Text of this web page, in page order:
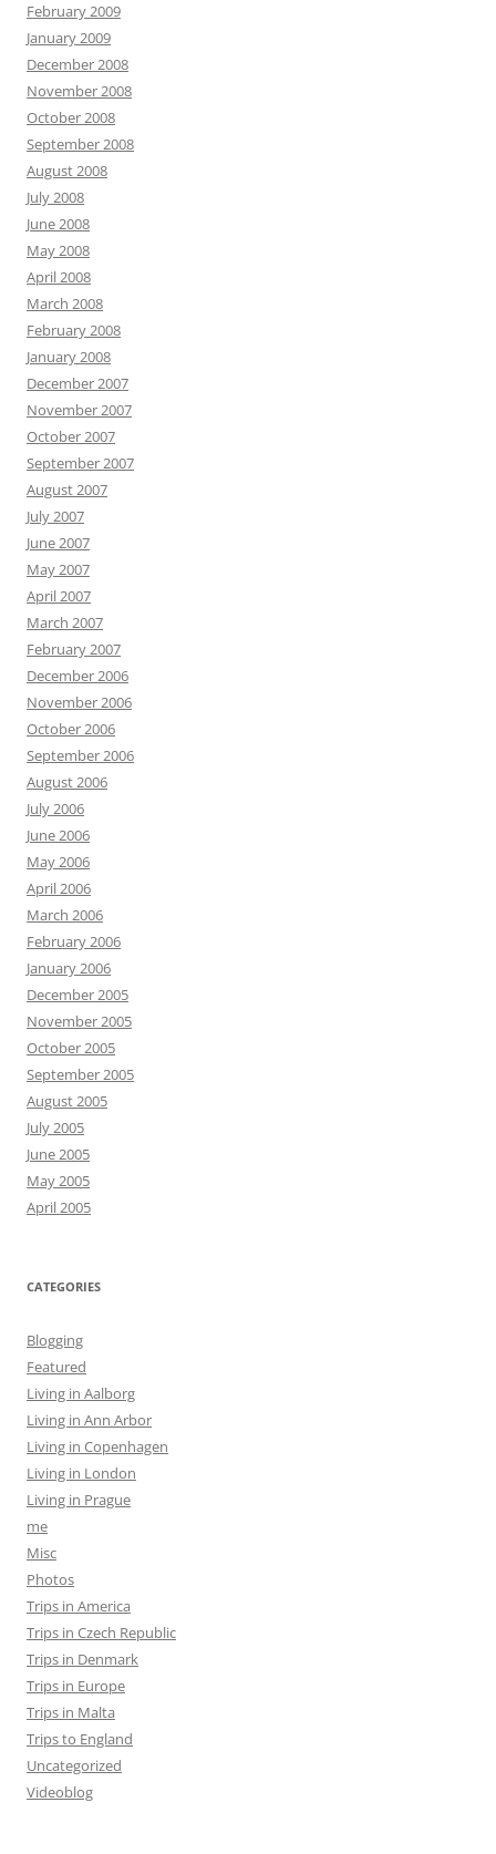
February 2009
January 2009
December 2008
November 2008
October 2008
September 2008
August 2008
July 2008
June 2008
May 2008
April 2008
March 2008
February 2008
January 2008
December 2007
November 2007
October 2007
September 2007
August 2007
July 2007
June 2007
May 2007
April 2007
March 2007
February 2007
December 2006
November 2006
October 2006
September 2006
August 2006
July 2006
June 2006
May 2006
April 2006
March 2006
February 2006
January 2006
December 2005
November 2005
October 2005
September 2005
August 2005
July 2005
June 2005
May 2005
April 2005
CATEGORIES
Blogging
Featured
Living in Aalborg
Living in Ann Arbor
Living in Copenhagen
Living in London
Living in Prague
me
Misc
Photos
Trips in America
Trips in Czech Republic
Trips in Denmark
Trips in Europe
Trips in Malta
Trips to England
Uncategorized
Videoblog